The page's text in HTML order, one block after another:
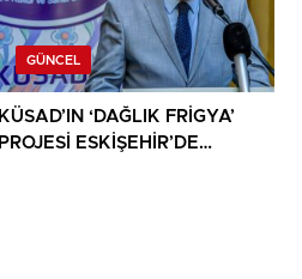
GÜNCEL
KÜSAD’IN ‘DAĞLIK FRİGYA’
PROJESİ ESKİŞEHİR’DE